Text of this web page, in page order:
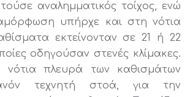
αναλημματικός τοίχος, ενώ
υπήρχε και στη νότια
εκτείνονταν σε 21 ή 22
οδηγούσαν στενές κλίμακες.
πλευρά των καθισμάτων
τεχνητή στοά, για την